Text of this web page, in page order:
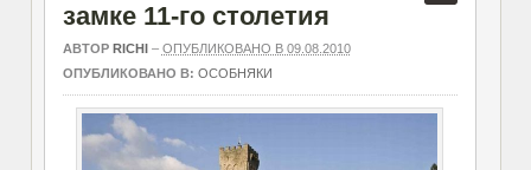
замке 11-го столетия
АВТОР RICHI– ОПУБЛИКОВАНО В 09.08.2010
ОПУБЛИКОВАНО В: ОСОБНЯКИ